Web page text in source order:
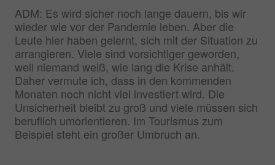
ADM: Es wird sicher noch lange dauern, bis wir
wieder wie vor der Pandemie leben. Aber die
Leute hier haben gelernt, sich mit der Situation zu
arrangieren. Viele sind vorsichtiger geworden,
weil niemand weiß, wie lang die Krise anhält.
Daher vermute ich, dass in den kommenden
Monaten noch nicht viel investiert wird. Die
Unsicherheit bleibt zu groß und viele müssen sich
beruflich umorientieren. Im Tourismus zum
Beispiel steht ein großer Umbruch an.